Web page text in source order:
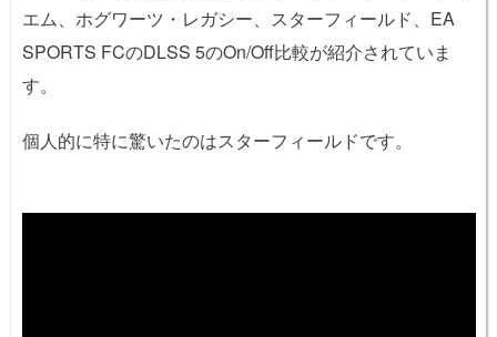
エム、ホグワーツ・レガシー、スターフィールド、EA
SPORTS FCのDLSS 5のOn/Off比較が紹介されていま
す。
個人的に特に驚いたのはスターフィールドです。